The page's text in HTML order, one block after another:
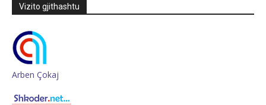
Vizito gjithashtu
Arben Çokaj